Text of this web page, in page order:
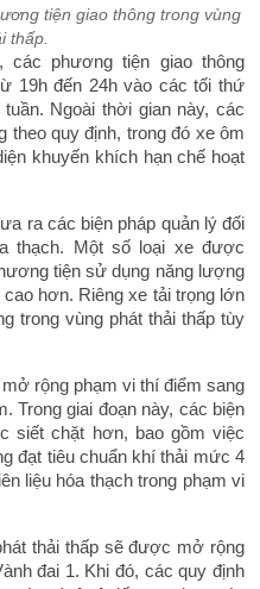
tiện giao thông trong vùng
thấp.
phương tiện giao thông
19h đến 24h vào các tối thứ
Ngoài thời gian này, các
quy định, trong đó xe ôm
khuyến khích hạn chế hoạt
ra các biện pháp quản lý đối
thạch. Một số loại xe được
tiện sử dụng năng lượng
hơn. Riêng xe tải trọng lớn
trong vùng phát thải thấp tùy
rộng phạm vi thí điểm sang
Trong giai đoạn này, các biện
siết chặt hơn, bao gồm việc
đạt tiêu chuẩn khí thải mức 4
liệu hóa thạch trong phạm vi
thải thấp sẽ được mở rộng
đai 1. Khi đó, các quy định